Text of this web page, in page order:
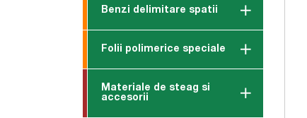
Benzi delimitare spatii
Folii polimerice speciale
Materiale de steag si
accesorii